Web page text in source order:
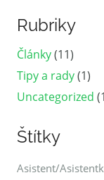
Rubriky
Články(11)
Tipy a rady(1)
Uncategorized
Štítky
Asistent/